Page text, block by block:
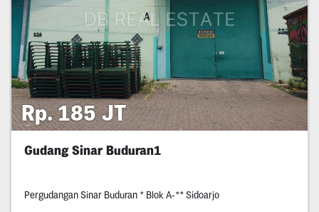
Rp. 185 JT
Gudang Sinar Buduran1
Pergudangan Sinar Buduran * Blok A-** Sidoarjo